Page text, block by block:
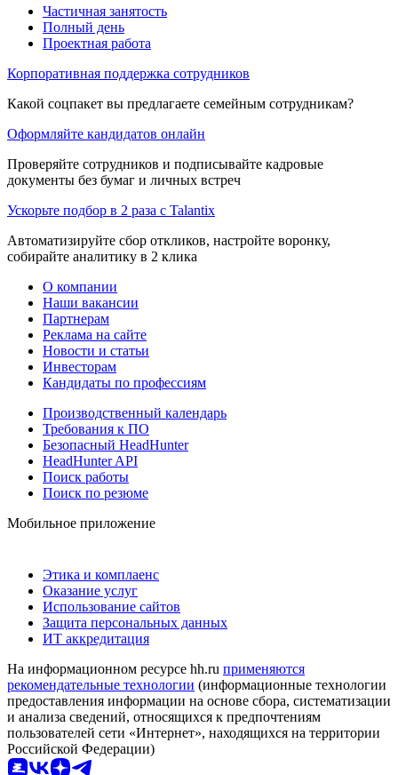
Частичная занятость
Полный день
Проектная работа
Корпоративная поддержка сотрудников
Какой соцпакет вы предлагаете семейным сотрудникам?
Оформляйте кандидатов онлайн
Проверяйте сотрудников и подписывайте кадровые
документы без бумаг и личных встреч
Ускорьте подбор в 2 раза с Talantix
Автоматизируйте сбор откликов, настройте воронку,
собирайте аналитику в 2 клика
О компании
Наши вакансии
Партнерам
Реклама на сайте
Новости и статьи
Инвесторам
Кандидаты по профессиям
Производственный календарь
Требования к ПО
Безопасный HeadHunter
HeadHunter API
Поиск работы
Поиск по резюме
Мобильное приложение
Этика и комплаенс
Оказание услуг
Использование сайтов
Защита персональных данных
ИТ аккредитация
На информационном ресурсе hh.ru применяются
рекомендательные технологии (информационные технологии
предоставления информации на основе сбора, систематизации
и анализа сведений, относящихся к предпочтениям
пользователей сети «Интернет», находящихся на территории
Российской Федерации)